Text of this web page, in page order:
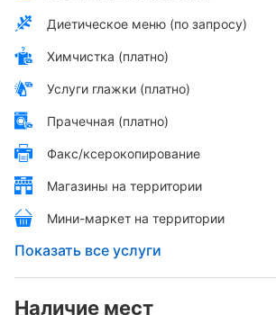
Диетическое меню (по запросу)
Химчистка (платно)
Услуги глажки (платно)
Прачечная (платно)
Факс/ксерокопирование
Магазины на территории
Мини-маркет на территории
Показать все услуги
Наличие мест